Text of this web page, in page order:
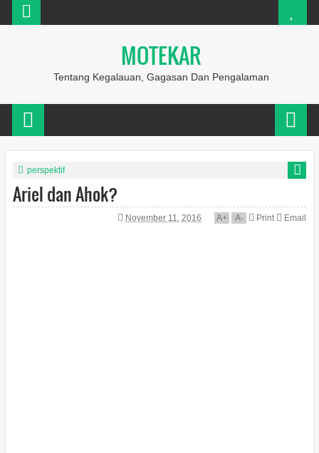
MOTEKAR
Tentang Kegalauan, Gagasan Dan Pengalaman
perspektif
Ariel dan Ahok?
November 11, 2016 A+ A- Print Email